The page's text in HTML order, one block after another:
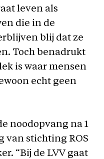
leven als
die in de
blij dat ze
Toch benadrukt
is waar mensen
echt geen
noodopvang na 1
van stichting ROS
“Bij de LVV gaat